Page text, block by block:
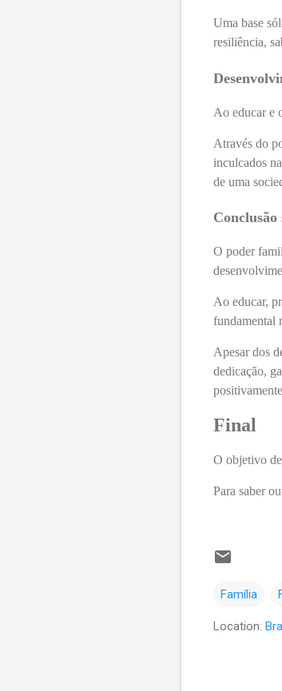
Uma base
resiliência,
Ao educar e
Através do
inculcados
de uma
Conclusão
O poder
Ao educar,
fundamental
Apesar dos
dedicação,
Final
O objetivo
Para saber
Família
Location: